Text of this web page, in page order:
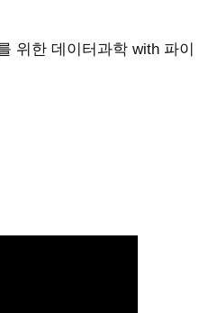
위한 데이터과학 with 파이